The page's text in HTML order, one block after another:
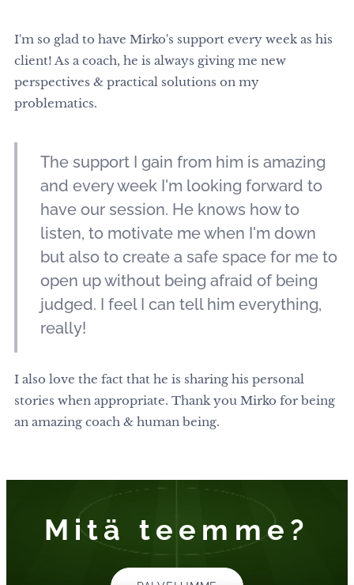
I'm so glad to have Mirko's support every week as his
client! As a coach, he is always giving me new
perspectives & practical solutions on my
problematics.
The support I gain from him is amazing
and every week I'm looking forward to
have our session. He knows how to
listen, to motivate me when I'm down
but also to create a safe space for me to
open up without being afraid of being
judged. I feel I can tell him everything,
really!
I also love the fact that he is sharing his personal
stories when appropriate. Thank you Mirko for being
an amazing coach & human being.
Mitä teemme?